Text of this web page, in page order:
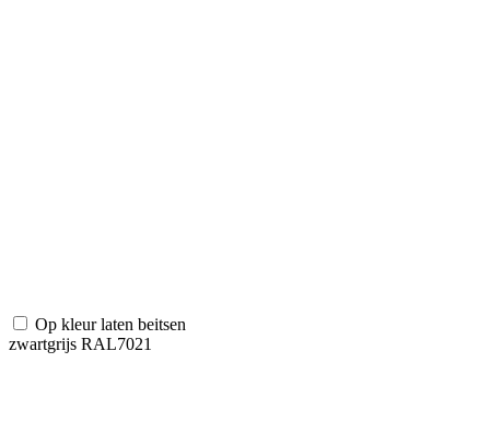
Op kleur laten beitsen
zwartgrijs RAL7021